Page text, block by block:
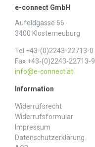
e-connect GmbH
Aufeldgasse 66
3400 Klosterneuburg
Tel +43-(0)2243-22713-0
Fax +43-(0)2243-22713-9
info@e-connect.at
Information
Widerrufs­recht
Widerrufs­formular
Impressum
Daten­schutz­erklärung